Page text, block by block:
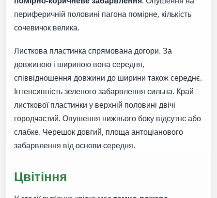
периферичній половині пагона помірне, кількість
сочевичок велика.
Листкова пластинка спрямована догори. За
довжиною і шириною вона середня,
співвідношення довжини до ширини також середнє.
Інтенсивність зеленого забарвлення сильна. Край
листкової пластинки у верхній половині двічі
городчастий. Опушення нижнього боку відсутнє або
слабке. Черешок довгий, площа антоціанового
забарвлення від основи середня.
Цвітіння